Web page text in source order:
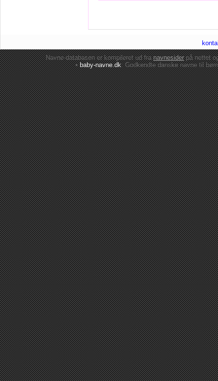
Navne-databasen er kompileret ud franavnesiderpå nettet
•baby-navne.dk: Godkendte danskenavne til børn